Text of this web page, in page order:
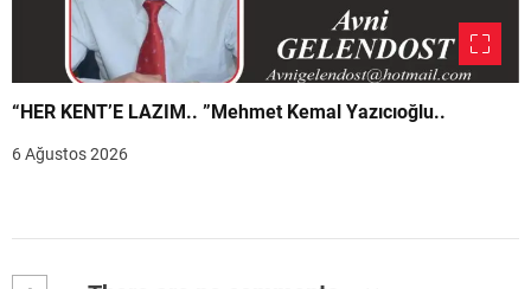
“HER KENT’E LAZIM.. ”Mehmet Kemal Yazıcıoğlu..
6 Ağustos 2026